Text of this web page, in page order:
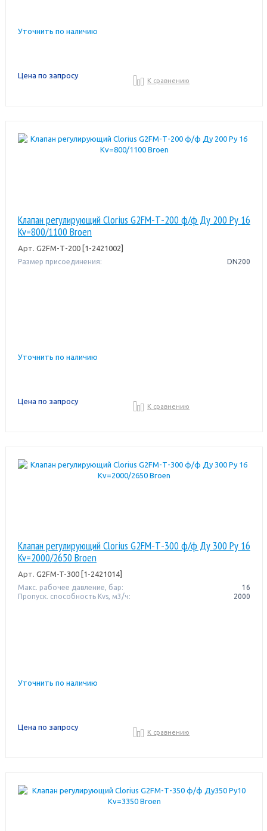
Уточнить по наличию
Цена по запросу
К сравнению
Клапан регулирующий Clorius G2FM-Т-200 ф/ф Ду 200 Ру 16
Kv=800/1100 Broen
Арт. G2FM-Т-200 [1-2421002]
Размер присоединения: DN200
Уточнить по наличию
Цена по запросу
К сравнению
Клапан регулирующий Clorius G2FM-Т-300 ф/ф Ду 300 Ру 16
Kv=2000/2650 Broen
Арт. G2FM-T-300 [1-2421014]
Макс. рабочее давление, бар:
16
Пропуск. способность Kvs, м3/ч:
2000
Уточнить по наличию
Цена по запросу
К сравнению